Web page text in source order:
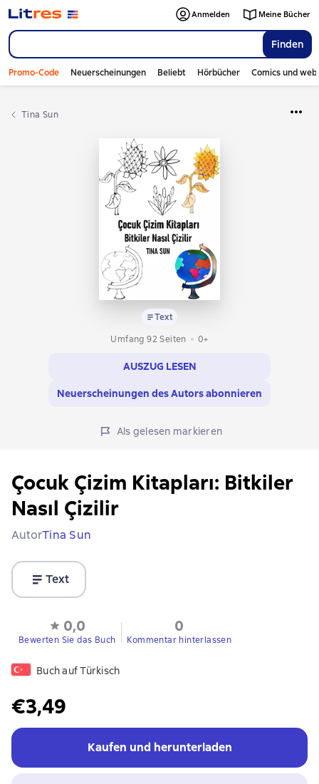
Finden
Anmelden Meine Bücher
Promo-Code Neuerscheinungen Beliebt Hörbücher Comics und
Tina Sun
Text
Umfang 92 Seiten
0+
AUSZUG LESEN
Neuerscheinungen des Autors abonnieren
Als gelesen markieren
Çocuk Çizim Kitapları: Bitkiler
Nasıl Çizilir
AutorTina Sun
Text
0,0
Bewerten Sie das Buch
0
Kommentar hinterlassen
Buch auf Türkisch
€3,49
Kaufen und herunterladen